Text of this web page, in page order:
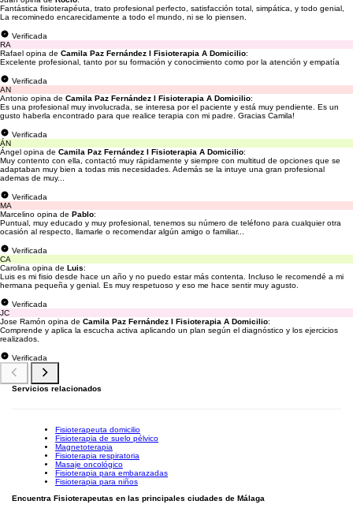
Fantástica fisioterapéuta, trato profesional perfecto, satisfacción total, simpática, y todo genial,
La recominedo encarecidamente a todo el mundo, ni se lo piensen.
Verificada
RA
Rafael opina de Camila Paz Fernández I Fisioterapia A Domicilio:
Excelente profesional, tanto por su formación y conocimiento como por la atención y empatía
Verificada
AN
Antonio opina de Camila Paz Fernández I Fisioterapia A Domicilio:
Es una profesional muy involucrada, se interesa por el paciente y está muy pendiente. Es un
gusto haberla encontrado para que realice terapia con mi padre. Gracias Camila!
Verificada
ÁN
Ángel opina de Camila Paz Fernández I Fisioterapia A Domicilio:
Muy contento con ella, contactó muy rápidamente y siempre con multitud de opciones que se
adaptaban muy bien a todas mis necesidades. Además se la intuye una gran profesional
ademas de muy...
Verificada
MA
Marcelino opina de Pablo:
Puntual, muy educado y muy profesional, tenemos su número de teléfono para cualquier otra
ocasión al respecto, llamarle o recomendar algún amigo o familiar...
Verificada
CA
Carolina opina de Luis:
Luis es mi fisio desde hace un año y no puedo estar más contenta. Incluso le recomendé a mi
hermana pequeña y genial. Es muy respetuoso y eso me hace sentir muy agusto.
Verificada
JC
Jose Ramón opina de Camila Paz Fernández I Fisioterapia A Domicilio:
Comprende y aplica la escucha activa aplicando un plan según el diagnóstico y los ejercicios
realizados.
Verificada
Servicios relacionados
Fisioterapeuta domicilio
Fisioterapia de suelo pélvico
Magnetoterapia
Fisioterapia respiratoria
Masaje oncológico
Fisioterapia para embarazadas
Fisioterapia para niños
Encuentra Fisioterapeutas en las principales ciudades de Málaga